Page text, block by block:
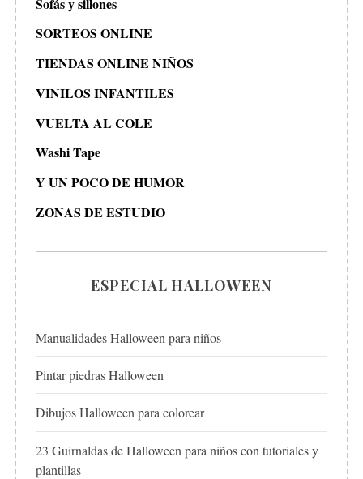
SORTEOS ONLINE
TIENDAS ONLINE NIÑOS
VINILOS INFANTILES
VUELTA AL COLE
Washi Tape
Y UN POCO DE HUMOR
ZONAS DE ESTUDIO
ESPECIAL HALLOWEEN
Manualidades Halloween para niños
Pintar piedras Halloween
Dibujos Halloween para colorear
23 Guirnaldas de Halloween para niños con tutoriales y
plantillas